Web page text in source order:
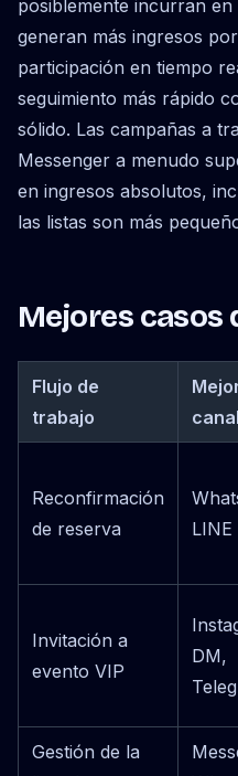
posiblemente incurran
generan más ingresos
participación en tiempo
seguimiento más rápido
sólido. Las campañas a
Messenger a menudo
en ingresos absolutos,
las listas son más
Mejores casos
Flujo de
trabajo
Reconfirmación
de reserva
LINE
Invitación a
evento VIP
DM,
Gestión de la